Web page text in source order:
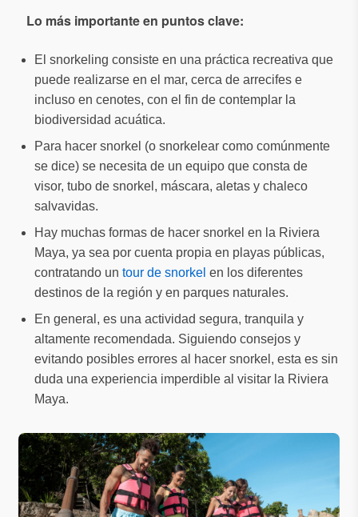
Lo más importante en puntos clave:
El snorkeling consiste en una práctica recreativa que
puede realizarse en el mar, cerca de arrecifes e
incluso en cenotes, con el fin de contemplar la
biodiversidad acuática.
Para hacer snorkel (o snorkelear como comúnmente
se dice) se necesita de un equipo que consta de
visor, tubo de snorkel, máscara, aletas y chaleco
salvavidas.
Hay muchas formas de hacer snorkel en la Riviera
Maya, ya sea por cuenta propia en playas públicas,
contratando un tour de snorkel en los diferentes
destinos de la región y en parques naturales.
En general, es una actividad segura, tranquila y
altamente recomendada. Siguiendo consejos y
evitando posibles errores al hacer snorkel, esta es sin
duda una experiencia imperdible al visitar la Riviera
Maya.